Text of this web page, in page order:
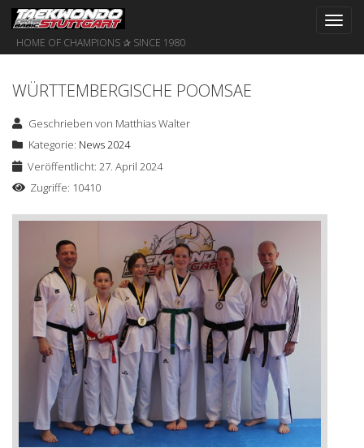
HOME OF CHAMPIONS ✰ SINCE 1980
WÜRTTEMBERGISCHE POOMSAE
Geschrieben von Matthias Walter
Kategorie: News 2024
Veröffentlicht: 27. April 2024
Zugriffe: 10410